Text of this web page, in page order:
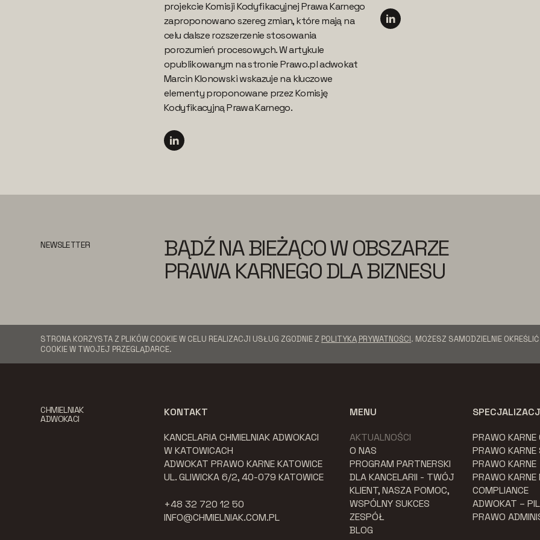
projekcie Komisji Kodyfikacyjnej Prawa Karnego
zaproponowano szereg zmian, które mają na
celu dalsze rozszerzenie stosowania
porozumień procesowych. W artykule
opublikowanym na stronie Prawo.pl adwokat
Marcin Klonowski wskazuje na kluczowe
elementy proponowane przez Komisję
Kodyfikacyjną Prawa Karnego.
NEWSLETTER
BĄDŹ NA BIEŻĄCO W OBSZARZE
PRAWA KARNEGO DLA BIZNESU
STRONA KORZYSTA Z PLIKÓW COOKIE W CELU REALIZACJI USŁUG ZGODNIE Z POLITYKĄ PRYWATNOŚCI. MOŻESZ SAMODZIELNIE
COOKIE W TWOJEJ PRZEGLĄDARCE.
CHMIELNIAK
ADWOKACI
KONTAKT
KANCELARIA CHMIELNIAK ADWOKACI
W KATOWICACH
ADWOKAT PRAWO KARNE KATOWICE
UL. GLIWICKA 6/2, 40-079 KATOWICE
+48 32 720 12 50
INFO@CHMIELNIAK.COM.PL
MENU
AKTUALNOŚCI
O NAS
PROGRAM PARTNERSKI
DLA KANCELARII - TWÓJ
KLIENT, NASZA POMOC,
WSPÓLNY SUKCES
ZESPÓŁ
BLOG
PRAWO KARNE
PRAWO KARNE
PRAWO KARNE
PRAWO KARNE
COMPLIANCE
ADWOKAT –
PRAWO